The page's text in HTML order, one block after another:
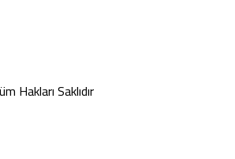
Hakları Saklıdır